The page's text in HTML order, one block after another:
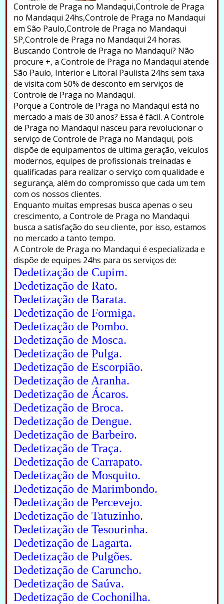
Controle de Praga no Mandaqui,Controle de Praga
no Mandaqui 24hs,Controle de Praga no Mandaqui
em São Paulo,Controle de Praga no Mandaqui
SP,Controle de Praga no Mandaqui 24 horas.
Buscando Controle de Praga no Mandaqui? Não
procure +, a Controle de Praga no Mandaqui atende
São Paulo, Interior e Litoral Paulista 24hs sem taxa
de visita com 50% de desconto em serviços de
Controle de Praga no Mandaqui.
Porque a Controle de Praga no Mandaqui está no
mercado a mais de 30 anos? Essa é fácil. A Controle
de Praga no Mandaqui nasceu para revolucionar o
serviço de Controle de Praga no Mandaqui, pois
dispõe de equipamentos de ultima geração, veículos
modernos, equipes de profissionais treinadas e
qualificadas para realizar o serviço com qualidade e
segurança, além do compromisso que cada um tem
com os nossos clientes.
Enquanto muitas empresas busca apenas o seu
crescimento, a Controle de Praga no Mandaqui
busca a satisfação do seu cliente, por isso, estamos
no mercado a tanto tempo.
A Controle de Praga no Mandaqui é especializada e
dispõe de equipes 24hs para os serviços de:
Dedetização de Cupim.
Dedetização de Rato.
Dedetização de Barata.
Dedetização de Formiga.
Dedetização de Pombo.
Dedetização de Mosca.
Dedetização de Pulga.
Dedetização de Escorpião.
Dedetização de Aranha.
Dedetização de Ácaros.
Dedetização de Broca.
Dedetização de Dengue.
Dedetização de Barbeiro.
Dedetização de Traça.
Dedetização de Carrapato.
Dedetização de Mosquito.
Dedetização de Marimbondo.
Dedetização de Percevejo.
Dedetização de Tatuzinho.
Dedetização de Tesourinha.
Dedetização de Lagarta.
Dedetização de Pulgões.
Dedetização de Caruncho.
Dedetização de Saúva.
Dedetização de Cochonilha.